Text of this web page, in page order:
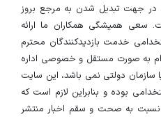
در جهت تبدیل شدن به مرجع بروز
سعی همیشگی همکاران ما ارائه
خدمت بازدیدکنندگان محترم
به صورت مستقل و خصوصی اداره
دولتی نمی باشد، این سایت
بوده و بنابراین لازم است که
نسبت به صحت و سقم اخبار منتشر